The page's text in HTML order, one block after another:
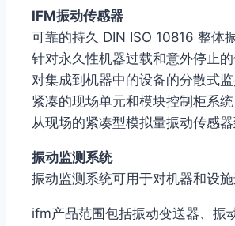
IFM振动传感器
可靠的持久 DIN ISO 10816 整体
针对永久性机器过载和意外停止
对集成到机器中的设备的分散式
紧凑的现场单元和模块控制柜系统
从现场的紧凑型模拟量振动传感
振动监测系统
振动监测系统可用于对机器和设
ifm产品范围包括振动变送器、振